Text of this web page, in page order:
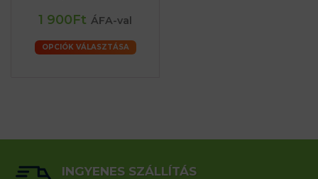
1 900Ft ÁFA-val
OPCIÓK VÁLASZTÁSA
INGYENES SZÁLLÍTÁS